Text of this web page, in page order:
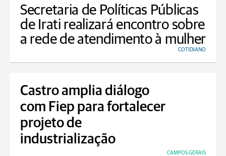
Secretaria de Políticas Públicas
de Irati realizará encontro sobre
a rede de atendimento à mulher
COTIDIANO
Castro amplia diálogo
com Fiep para fortalecer
projeto de
industrialização
CAMPOS GERAIS